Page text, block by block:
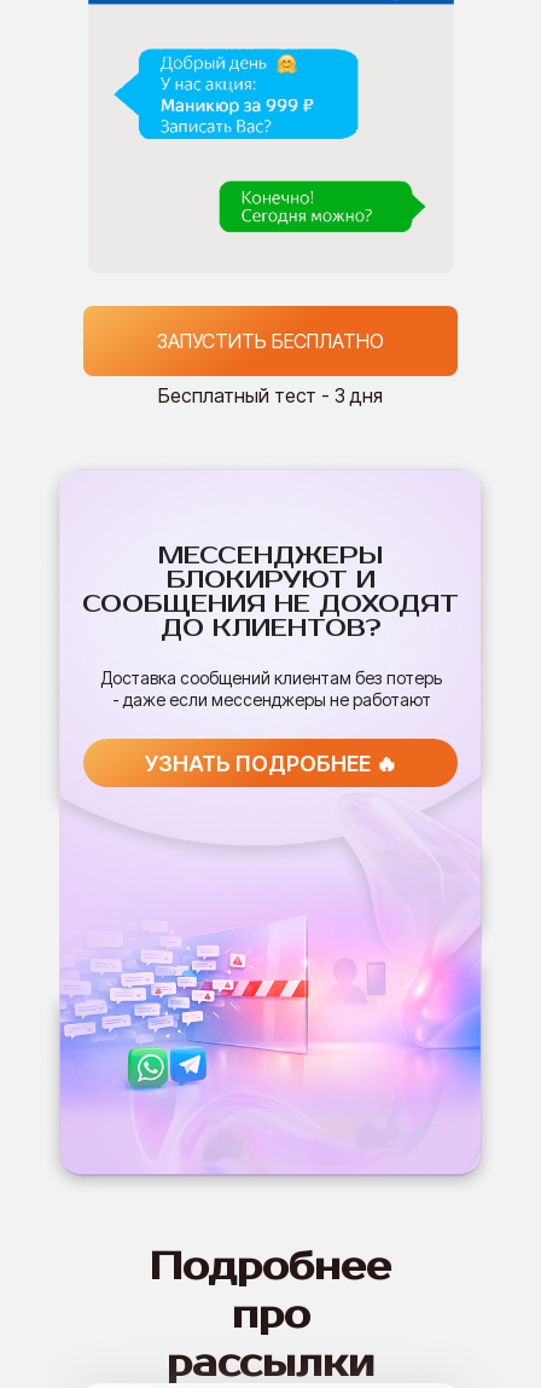
ЗАПУСТИТЬ БЕСПЛАТНО
Бесплатный тест - 3 дня
УЗНАТЬ ПОДРОБНЕЕ 🔥
МЕССЕНДЖЕРЫ
БЛОКИРУЮТ И
СООБЩЕНИЯ НЕ ДОХОДЯТ
ДО КЛИЕНТОВ?
Доставка сообщений клиентам без потерь
- даже если мессенджеры не работают
Подробнее
про
рассылки